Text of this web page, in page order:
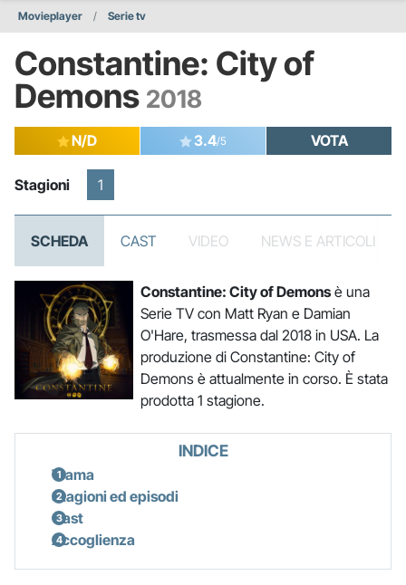
Movieplayer Serie tv
Constantine: City of
Demons 2018
N/D 3.4/5 VOTA
Stagioni 1
SCHEDA CAST VIDEO NEWS E ARTICOLI
Constantine: City of Demonsè una
Serie TV con Matt Ryan e Damian
O'Hare, trasmessa dal 2018 in USA. La
produzione di Constantine: City of
Demons è attualmente in corso. È stata
prodotta 1 stagione.
INDICE
Trama
Stagioni ed episodi
Cast
Accoglienza